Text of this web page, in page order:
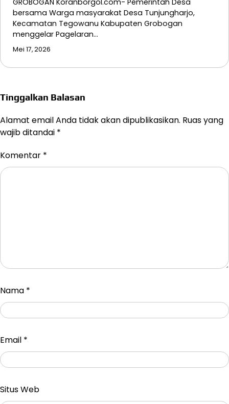
bersama Warga masyarakat Desa Tunjungharjo,
Kecamatan Tegowanu Kabupaten Grobogan
menggelar Pagelaran…
Mei 17, 2026
Tinggalkan Balasan
Alamat email Anda tidak akan dipublikasikan. Ruas yang
wajib ditandai *
Komentar *
Nama *
Email *
Situs Web